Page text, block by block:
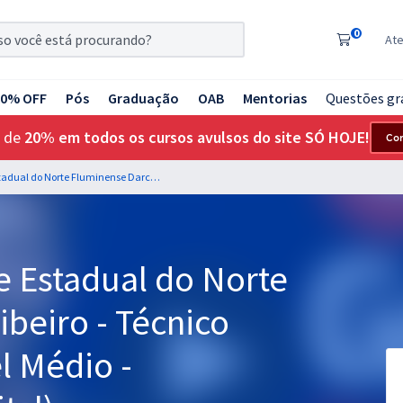
0
OFF Pós Graduação OAB Mentorias Questões
de 20% em todos os cursos avulsos do site SÓ HOJE!
UENF - Universidade Estadual do Norte Fluminense Darcy Ribeiro - Técnico Profissional de Nível Médio - Informática (Pré-edital)
Estadual do Norte
- Técnico
Médio -